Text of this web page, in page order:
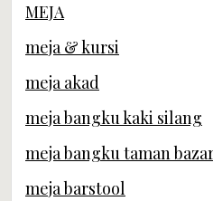
MEJA
meja & kursi
meja akad
meja bangku kaki silang
meja bangku taman
meja barstool